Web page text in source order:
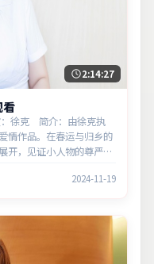
2:14:27
看
徐克 简介：由徐克执
情作品。在春运与归乡的
开，见证小人物的尊严突
2024-11-19